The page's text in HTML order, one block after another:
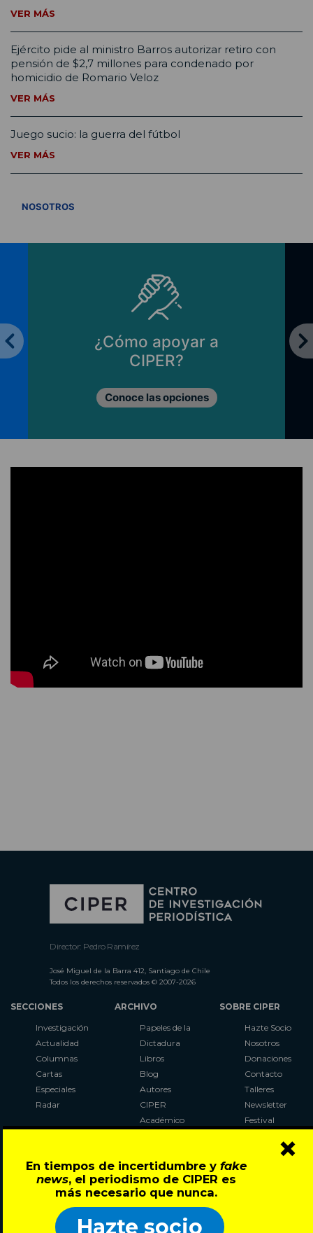
En tiempos de incertidumbre y fake
news, el periodismo de CIPER es
más necesario que nunca.
Hazte socio
×
VER MÁS
Ejército pide al ministro Barros autorizar retiro con
pensión de $2,7 millones para condenado por
homicidio de Romario Veloz
VER MÁS
Juego sucio: la guerra del fútbol
VER MÁS
NOSOTROS
¿Cómo apoyar a
CIPER?
Conoce las opciones
Director: Pedro Ramírez
José Miguel de la Barra 412, Santiago de Chile
Todos los derechos reservados © 2007-2026
SECCIONES
Investigación
Actualidad
Columnas
Cartas
Especiales
Radar
ARCHIVO
Papeles de la
Dictadura
Libros
Blog
Autores
CIPER
Académico
Al Plebiscito
con CIPER
SOBRE CIPER
Hazte Socio
Nosotros
Donaciones
Contacto
Talleres
Newsletter
Festival